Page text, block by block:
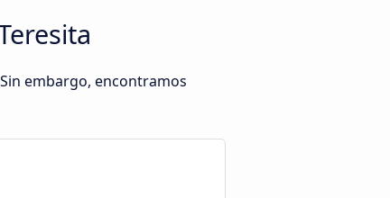
embargo, encontramos